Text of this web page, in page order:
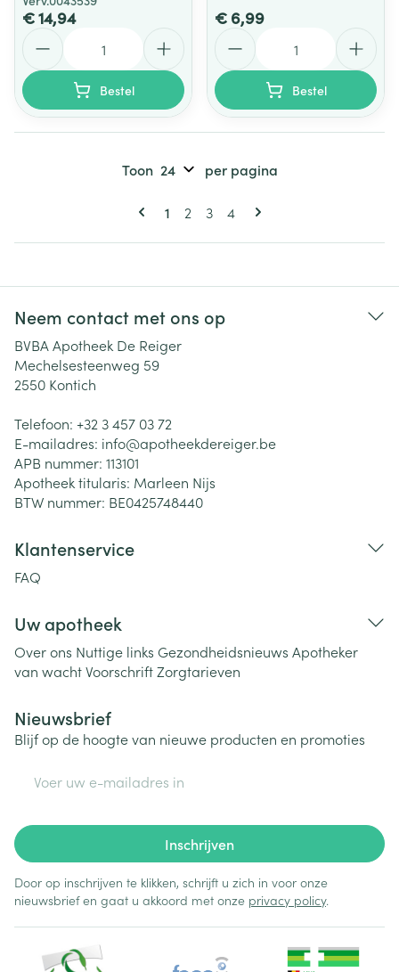
€ 14,94
Bestel
€ 6,99
Bestel
Pagina's
U lees momenteel pagina
1 Pagina
2 Pagina
3 Pagina
4
Toon per pagina
Neem contact met ons op
BVBA Apotheek De Reiger
Mechelsesteenweg 59
2550 Kontich
Telefoon: +32 3 457 03 72
E-mailadres: info@apotheekdereiger.be
APB nummer: 113101
Apotheek titularis: Marleen Nijs
BTW nummer: BE0425748440
Klantenservice
FAQ
Uw apotheek
Over ons Nuttige links Gezondheidsnieuws Apotheker
van wachtVoorschriftZorgtarieven
Nieuwsbrief
Blijf op de hoogte van nieuwe producten en promoties
Inschrijven
Door op inschrijven te klikken, schrijft u zich in voor onze
nieuwsbrief en gaat u akkoord met onze privacy policy.